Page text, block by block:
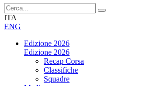
ITA
ENG
Edizione 2026
Edizione 2026
Recap Corsa
Classifiche
Squadre